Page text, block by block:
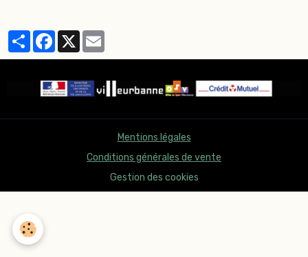
PartagerFacebook
X
Mentions légales
Conditions générales de vente
Gestion des cookies